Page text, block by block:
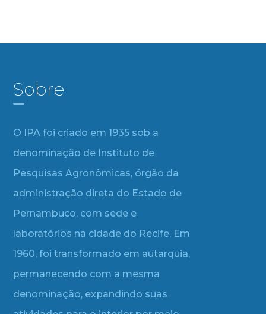
Sobre
O IPA foi criado em 1935 sob a
denominação de Instituto de
Pesquisas Agronômicas, órgão da
administração direta do Estado de
Pernambuco, com sede e
laboratórios na cidade do Recife. Em
1960, foi transformado em autarquia,
permanecendo com a mesma
denominação, expandindo suas